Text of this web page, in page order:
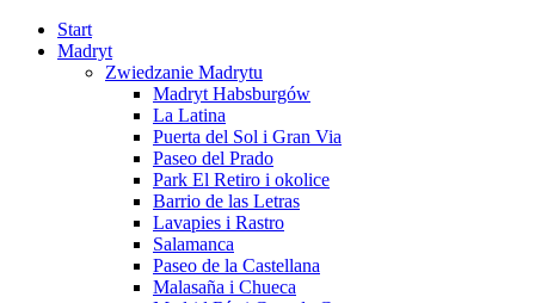
Start
Madryt
Zwiedzanie Madrytu
Madryt Habsburgów
La Latina
Puerta del Sol i Gran Via
Paseo del Prado
Park El Retiro i okolice
Barrio de las Letras
Lavapies i Rastro
Salamanca
Paseo de la Castellana
Malasaña i Chueca